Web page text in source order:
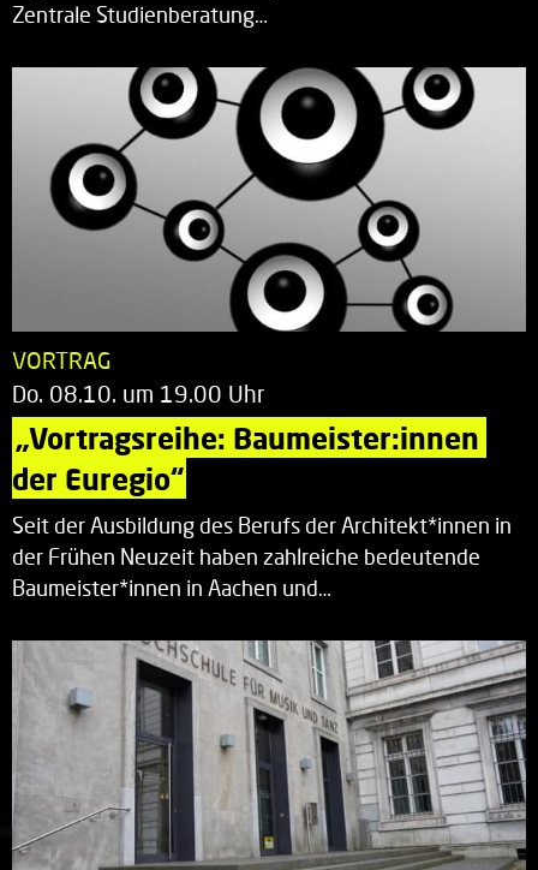
Zentrale Studienberatung…
VORTRAG
Do. 08.10. um 19.00 Uhr
„Vortragsreihe: Baumeister:innen
der Euregio“
Seit der Ausbildung des Berufs der Architekt*innen in
der Frühen Neuzeit haben zahlreiche bedeutende
Baumeister*innen in Aachen und…